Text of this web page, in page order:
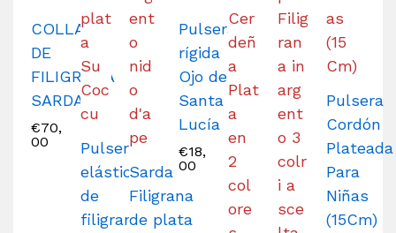
COLLAR
DE
FILIGRANA
SARDA
€70,
00
Pulsera
elástica
de
filigrana
Sarda
Filigrana
de plata
Pulsera
rígida
Ojo de
Santa
Lucía
€18,
00
Pulsera
Cordón
Plateada
Para
Niñas
(15Cm)